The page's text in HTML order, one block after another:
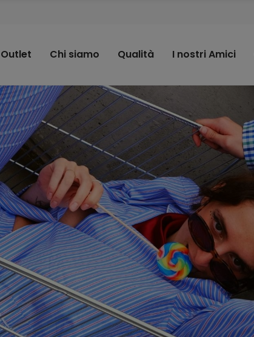
Outlet Chi siamo Qualità I nostri Amici